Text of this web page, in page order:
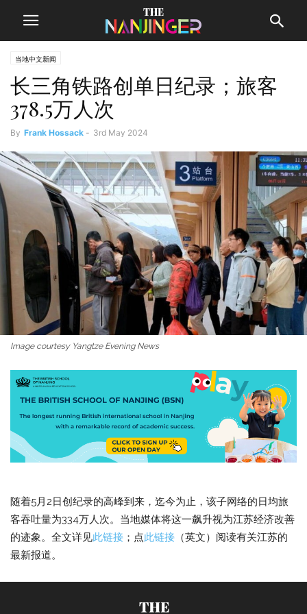
当地中文新闻
长三角铁路创单日纪录；旅客
378.5万人次
By Frank Hossack - 3rd May 2024
Image courtesy Yangtze Evening News
随着5月2日创纪录的高峰到来，迄今为止，该子网络的日均旅
客吞吐量为334万人次。当地媒体将这一飙升视为江苏经济改善
的迹象。全文详见此链接 ；点此链接 （英文）阅读有关江苏的
最新报道。